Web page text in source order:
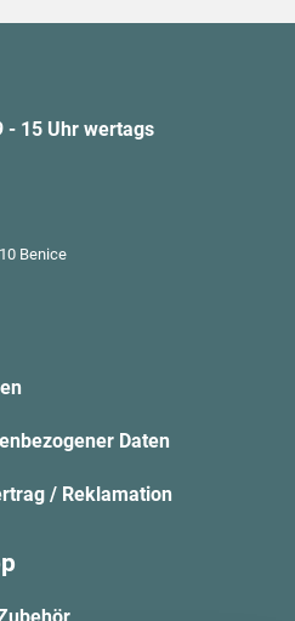
- 15 Uhr wertags
Benice
Daten
/ Reklamation